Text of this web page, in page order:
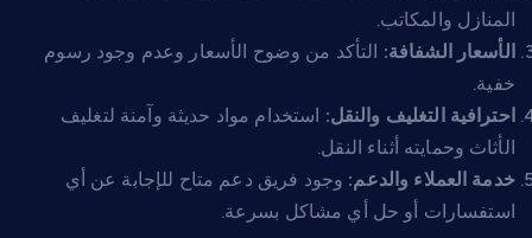
المنازل والمكاتب.
الأسعار الشفافة: التأكد من وضوح الأسعار وعدم وجود رسوم
خفية.
احترافية التغليف والنقل: استخدام مواد حديثة وآمنة لتغليف
الأثاث وحمايته أثناء النقل.
خدمة العملاء والدعم: وجود فريق دعم متاح للإجابة عن أي
استفسارات أو حل أي مشاكل بسرعة.